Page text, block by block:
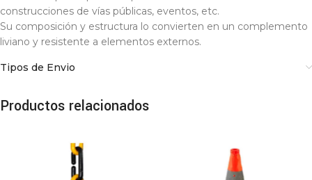
construcciones de vías públicas, eventos, etc.
Su composición y estructura lo convierten en un complemento
liviano y resistente a elementos externos.
Tipos de Envio
Productos relacionados